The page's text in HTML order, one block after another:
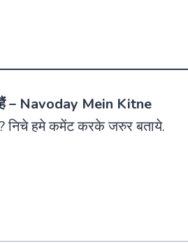
हैं – Navoday Mein Kitne
निचे हमे कमेंट करके जरुर बताये.